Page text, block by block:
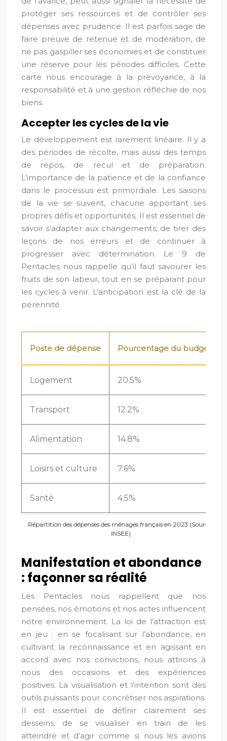
protéger ses ressources et de contrôler ses
dépenses avec prudence. Il est parfois sage de
faire preuve de retenue et de modération, de
ne pas gaspiller ses économies et de constituer
une réserve pour les périodes difficiles. Cette
carte nous encourage à la prévoyance, à la
responsabilité et à une gestion réfléchie de nos
biens.
Accepter les cycles de la vie
Le développement est rarement linéaire. Il y a
des périodes de récolte, mais aussi des temps
de repos, de recul et de préparation.
L’importance de la patience et de la confiance
dans le processus est primordiale. Les saisons
de la vie se suivent, chacune apportant ses
propres défis et opportunités. Il est essentiel de
savoir s’adapter aux changements, de tirer des
leçons de nos erreurs et de continuer à
progresser avec détermination. Le 9 de
Pentacles nous rappelle qu’il faut savourer les
fruits de son labeur, tout en se préparant pour
les cycles à venir. L’anticipation est la clé de la
pérennité.
Répartition des dépenses des ménages français en 2023 (Source :
INSEE)
Poste de dépense Pourcentage du budget
Logement 20.5%
Transport 12.2%
Alimentation 14.8%
Loisirs et culture 7.6%
Santé 4.5%
Manifestation et abondance
: façonner sa réalité
Les Pentacles nous rappellent que nos
pensées, nos émotions et nos actes influencent
notre environnement. La loi de l’attraction est
en jeu : en se focalisant sur l’abondance, en
cultivant la reconnaissance et en agissant en
accord avec nos convictions, nous attirons à
nous des occasions et des expériences
positives. La visualisation et l’intention sont des
outils puissants pour concrétiser nos aspirations.
Il est essentiel de définir clairement ses
desseins, de se visualiser en train de les
atteindre et d’agir comme si nous les avions